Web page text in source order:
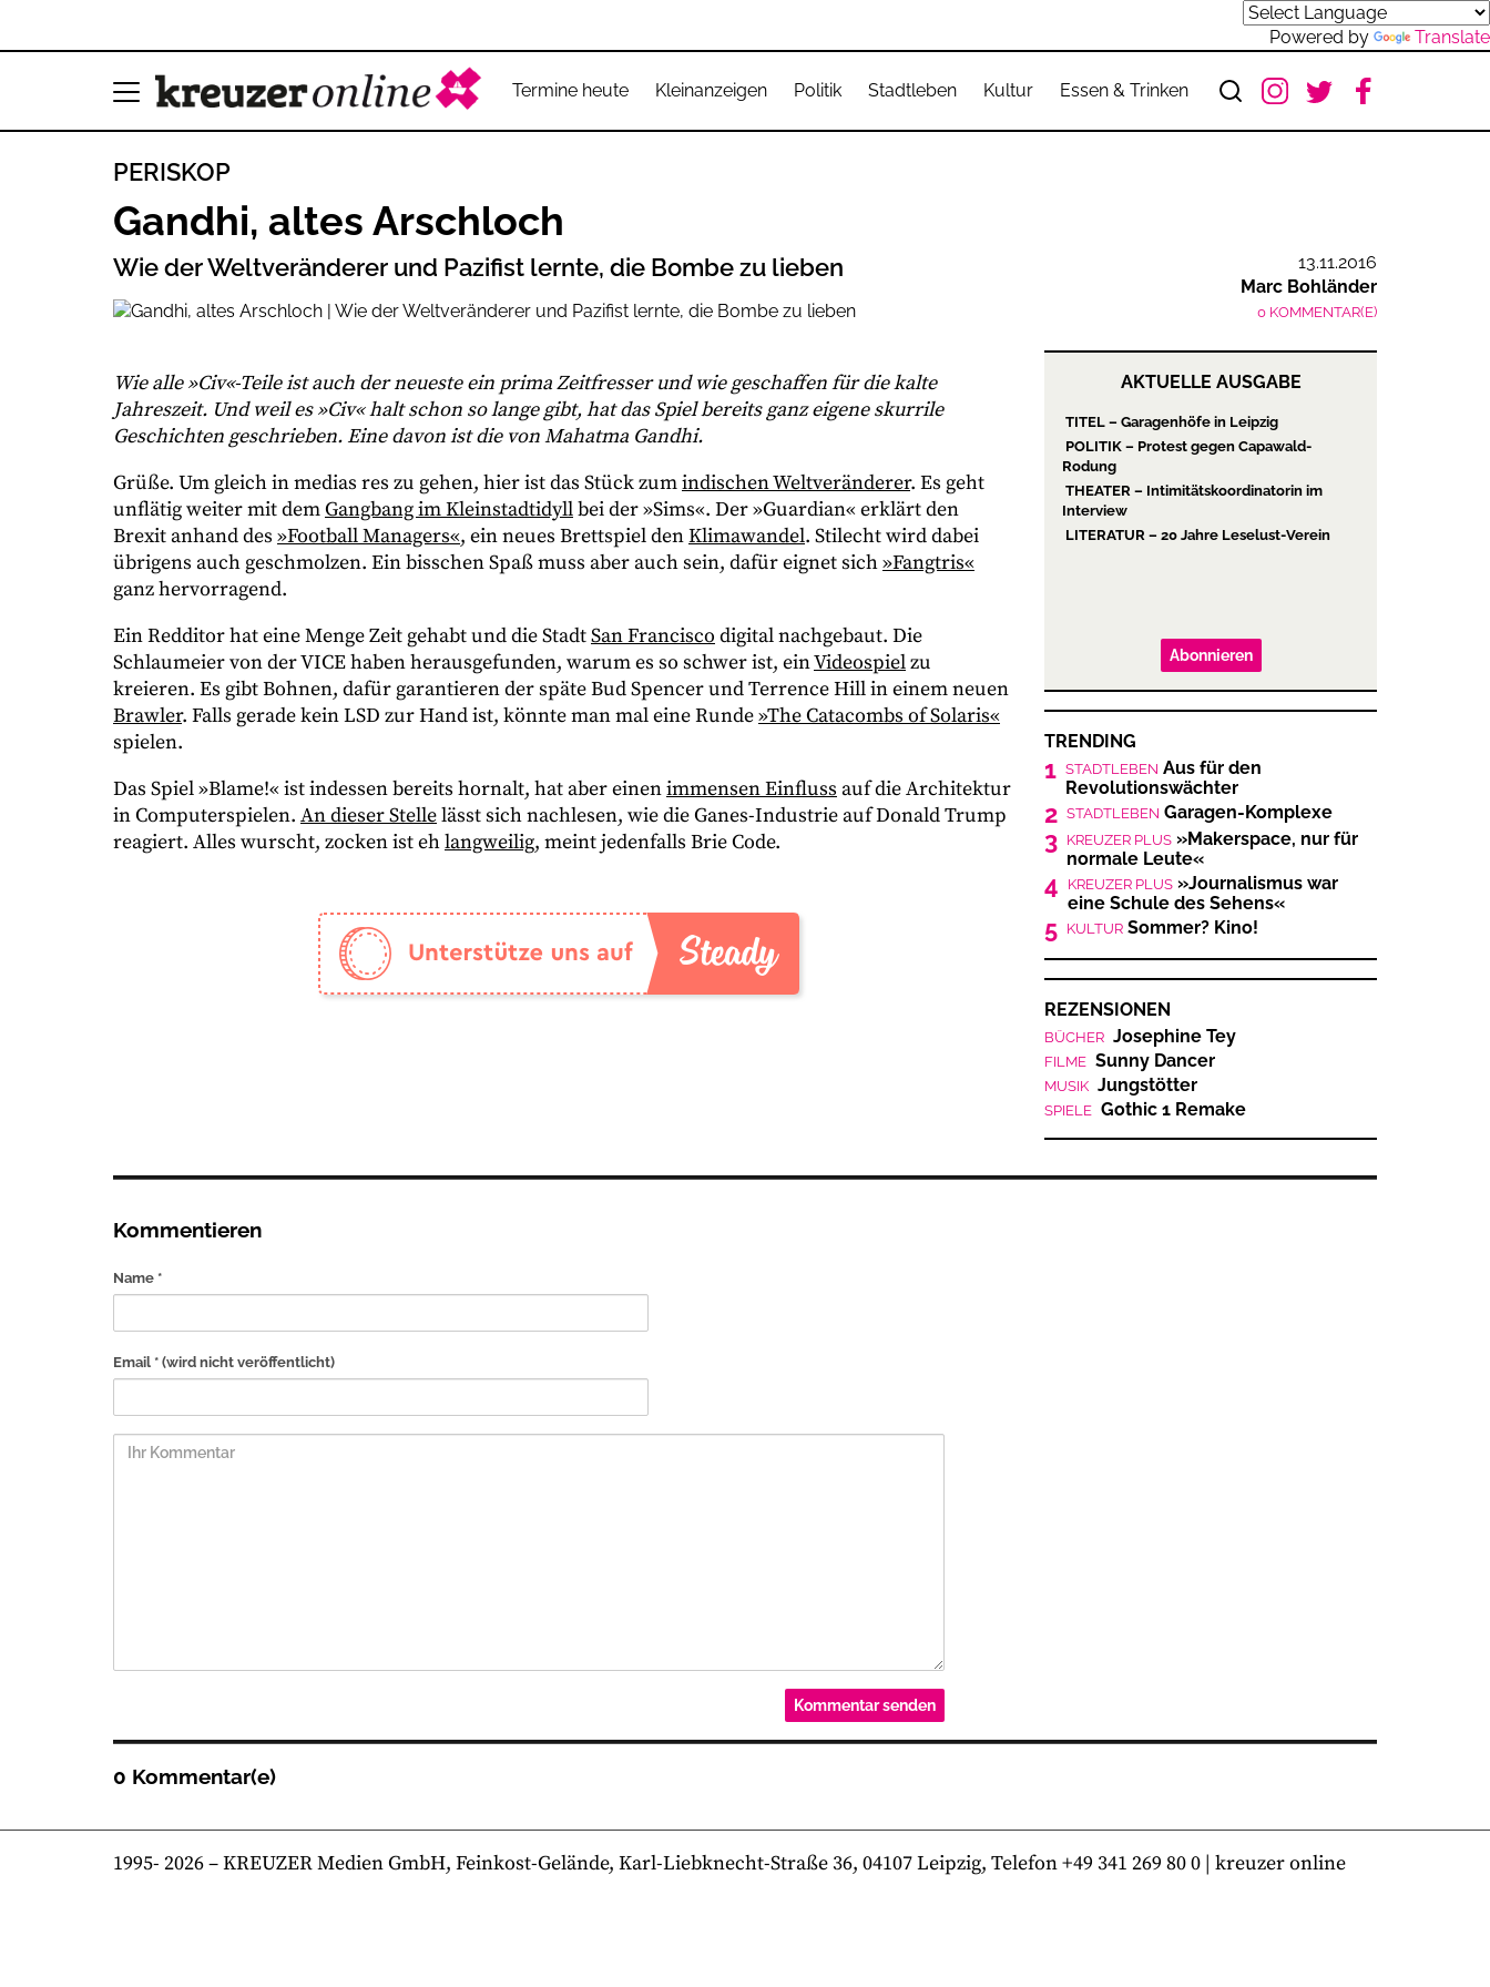
Powered by Translate
Termine heute Kleinanzeigen Politik Stadtleben Kultur Essen & Trinken
PERISKOP
Gandhi, altes Arschloch
Wie der Weltveränderer und Pazifist lernte, die Bombe zu lieben
13.11.2016
Marc Bohländer
0 KOMMENTAR(E)
Wie alle »Civ«-Teile ist auch der neueste ein prima Zeitfresser und wie geschaffen für die kalte
Jahreszeit. Und weil es »Civ« halt schon so lange gibt, hat das Spiel bereits ganz eigene skurrile
Geschichten geschrieben. Eine davon ist die von Mahatma Gandhi.
Grüße. Um gleich in medias res zu gehen, hier ist das Stück zumindischen Weltveränderer. Es geht
unflätig weiter mit demGangbang im Kleinstadtidyllbei der »Sims«. Der »Guardian« erklärt den
Brexit anhand des »Football Managers«, ein neues Brettspiel denKlimawandel. Stilecht wird dabei
übrigens auch geschmolzen. Ein bisschen Spaß muss aber auch sein, dafür eignet sich»Fangtris«
ganz hervorragend.
Ein Redditor hat eine Menge Zeit gehabt und die StadtSan Francisco digital nachgebaut. Die
Schlaumeier von der VICE haben herausgefunden, warum es so schwer ist, einVideospielzu
kreieren. Es gibt Bohnen, dafür garantieren der späte Bud Spencer und Terrence Hill in einem neuen
Brawler. Falls gerade kein LSD zur Hand ist, könnte man mal eine Runde»The Catacombs of Solaris«
spielen.
Das Spiel »Blame!« ist indessen bereits hornalt, hat aber einenimmensen Einfluss auf die Architektur
in Computerspielen. An dieser Stellelässt sich nachlesen, wie die Ganes-Industrie auf Donald Trump
reagiert. Alles wurscht, zocken ist ehlangweilig, meint jedenfalls Brie Code.
AKTUELLE AUSGABE
TITEL – Garagenhöfe in Leipzig
POLITIK – Protest gegen Capawald-
Rodung
THEATER – Intimitätskoordinatorin im
Interview
LITERATUR – 20 Jahre Leselust-Verein
Abonnieren
TRENDING
1 STADTLEBEN Aus für den
Revolutionswächter
2 STADTLEBEN Garagen-Komplexe
3 KREUZER PLUS »Makerspace, nur für
normale Leute«
4 KREUZER PLUS »Journalismus war
eine Schule des Sehens«
5 KULTUR Sommer? Kino!
REZENSIONEN
BÜCHER Josephine Tey
FILME Sunny Dancer
MUSIK Jungstötter
SPIELE Gothic 1 Remake
Kommentieren
Name *
Email * (wird nicht veröffentlicht)
0 Kommentar(e)
1995- 2026– KREUZER Medien GmbH, Feinkost-Gelände, Karl-Liebknecht-Straße 36, 04107 Leipzig, Telefon +49 341 269 80 0 | kreuzer online